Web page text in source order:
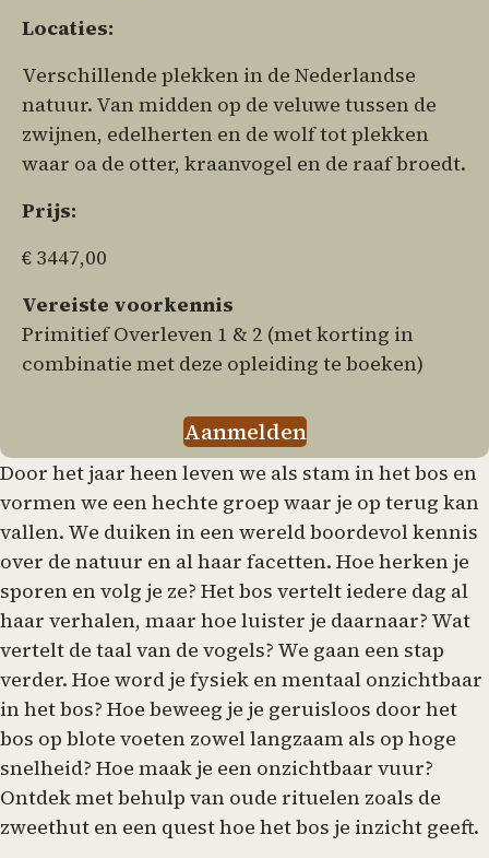
Locaties:
Verschillende plekken in de Nederlandse
natuur. Van midden op de veluwe tussen de
zwijnen, edelherten en de wolf tot plekken
waar oa de otter, kraanvogel en de raaf broedt.
Prijs:
€ 3447,00
Vereiste voorkennis
Primitief Overleven 1 & 2 (met korting in
combinatie met deze opleiding te boeken)
Aanmelden
Door het jaar heen leven we als stam in het bos en
vormen we een hechte groep waar je op terug kan
vallen. We duiken in een wereld boordevol kennis
over de natuur en al haar facetten. Hoe herken je
sporen en volg je ze? Het bos vertelt iedere dag al
haar verhalen, maar hoe luister je daarnaar? Wat
vertelt de taal van de vogels? We gaan een stap
verder. Hoe word je fysiek en mentaal onzichtbaar
in het bos? Hoe beweeg je je geruisloos door het
bos op blote voeten zowel langzaam als op hoge
snelheid? Hoe maak je een onzichtbaar vuur?
Ontdek met behulp van oude rituelen zoals de
zweethut en een quest hoe het bos je inzicht geeft.